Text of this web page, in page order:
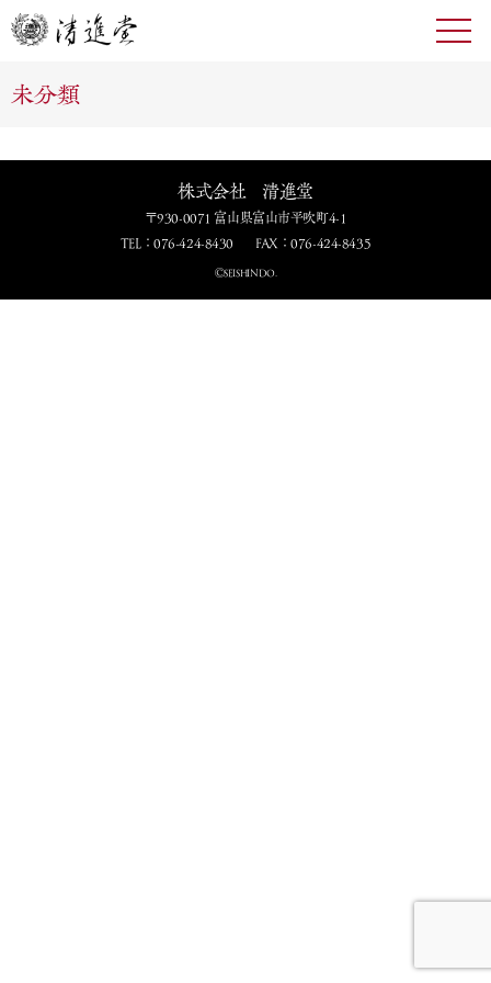
toggle
未分類
株式会社 清進堂
〒930-0071 富山県富山市平吹町4-1
TEL：076-424-8430
FAX：076-424-8435
ⒸSEISHINDO.